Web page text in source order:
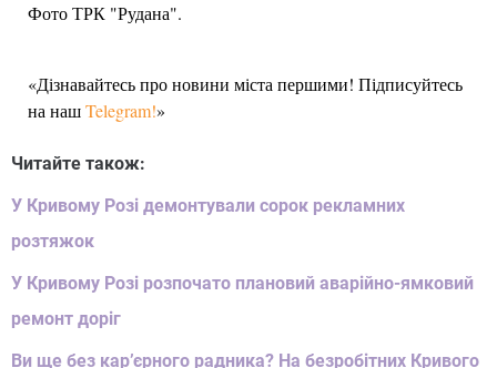
Фото ТРК "Рудана".
«Дізнавайтесь про новини міста першими! Підписуйтесь
на нашTelegram!»
Читайте також:
У Кривому Розі демонтували сорок рекламних
розтяжок
У Кривому Розі розпочато плановий аварійно-ямковий
ремонт доріг
Ви ще без кар’єрного радника? На безробітних Кривого